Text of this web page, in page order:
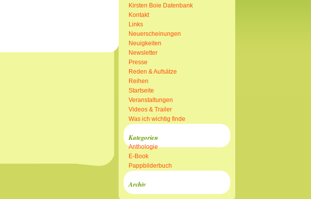
Kirsten Boie Datenbank
Kontakt
Links
Neuerscheinungen
Neuigkeiten
Newsletter
Presse
Reden & Aufsätze
Reihen
Startseite
Veranstaltungen
Videos & Trailer
Was ich wichtig finde
Kategorien
Anthologie
E-Book
Pappbilderbuch
Archiv